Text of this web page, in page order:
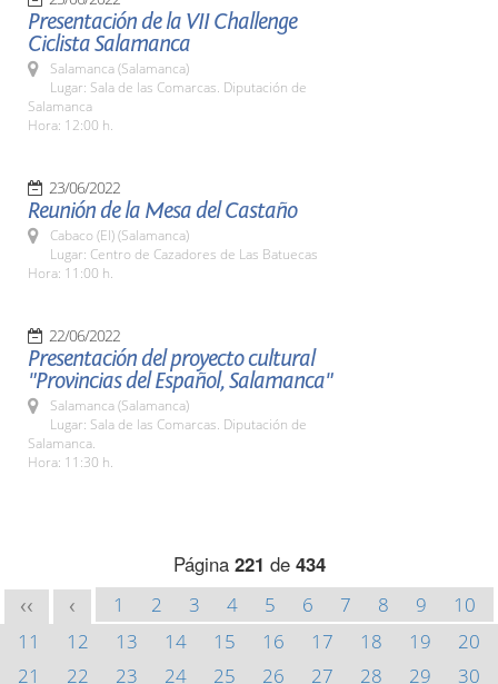
Presentación de la VII Challenge
Ciclista Salamanca
Salamanca (Salamanca)
Lugar: Sala de las Comarcas. Diputación de
Salamanca
Hora: 12:00 h.
23/06/2022
Reunión de la Mesa del Castaño
Cabaco (El) (Salamanca)
Lugar: Centro de Cazadores de Las Batuecas
Hora: 11:00 h.
22/06/2022
Presentación del proyecto cultural
"Provincias del Español, Salamanca"
Salamanca (Salamanca)
Lugar: Sala de las Comarcas. Diputación de
Salamanca.
Hora: 11:30 h.
Página 221 de 434
<< < 1 2 3 4 5 6 7 8 9
10
11
12 13 14 15 16 17 18 19
20
21
22 23 24 25 26 27 28 29
30